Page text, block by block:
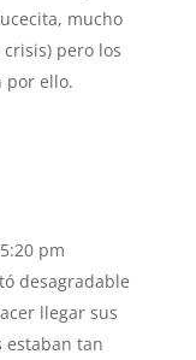
mucho
pero los
por ello.
pm
desagradable
llegar sus
estaban tan